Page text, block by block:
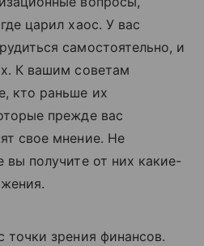
царил хаос. У вас
самостоятельно, и
К вашим советам
кто раньше их
прежде вас
свое мнение. Не
вы получите от них какие-
точки зрения финансов.